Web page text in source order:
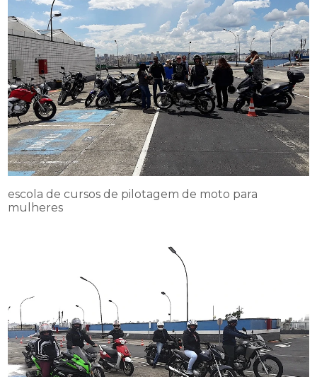
escola de cursos de pilotagem de moto para
mulheres